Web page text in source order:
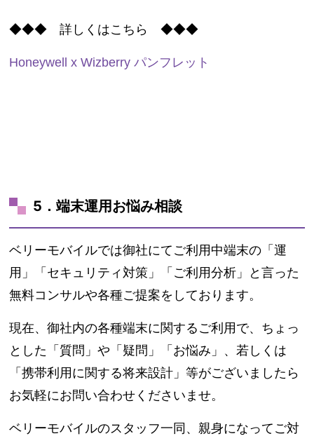
◆◆◆ 詳しくはこちら ◆◆◆
Honeywell x Wizberry パンフレット
5．端末運用お悩み相談
ベリーモバイルでは御社にてご利用中端末の「運
用」「セキュリティ対策」「ご利用分析」と言った
無料コンサルや各種ご提案をしております。
現在、御社内の各種端末に関するご利用で、ちょっ
とした「質問」や「疑問」「お悩み」、若しくは
「携帯利用に関する将来設計」等がございましたら
お気軽にお問い合わせくださいませ。
ベリーモバイルのスタッフ一同、親身になってご対